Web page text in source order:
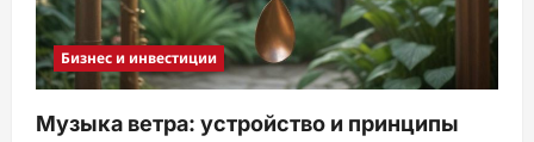
Бизнес и инвестиции
Музыка ветра: устройство и принципы